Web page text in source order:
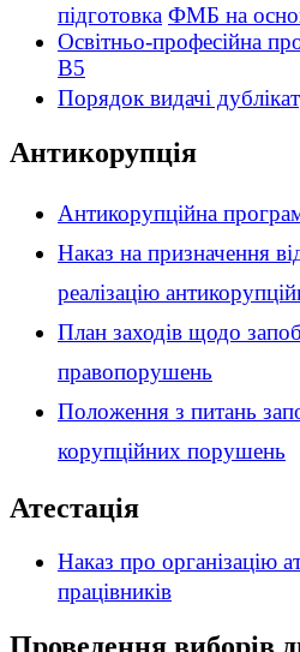
підготовка ФМБ на
Освітньо-професійна
В5
Порядок видачі
Антикорупція
Антикорупційна
Наказ на призначення
реалізацію
План заходів щодо
правопорушень
Положення з питань
корупційних порушень
Атестація
Наказ про організацію
працівників